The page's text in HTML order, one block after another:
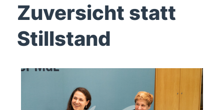
Zuversicht statt
Stillstand